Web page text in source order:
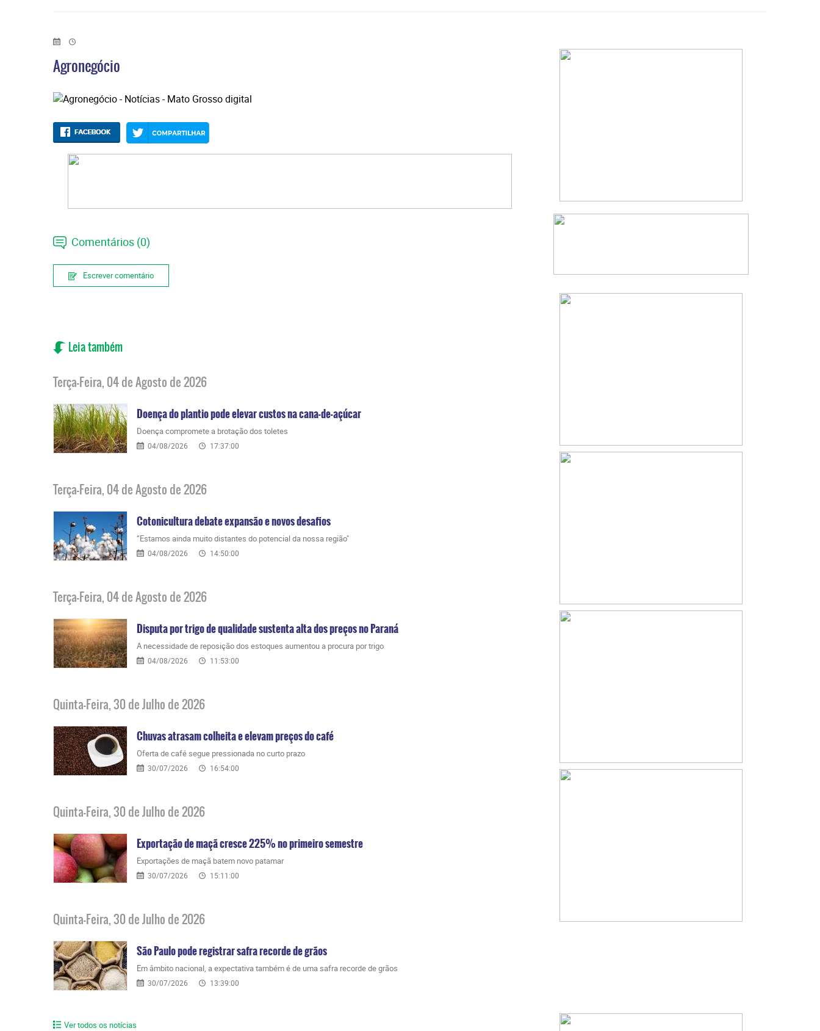
Agronegócio
Comentários (0)
Escrever comentário
Leia também
Terça-Feira, 04 de Agosto de 2026
Doença do plantio pode elevar custos na cana-de-açúcar
Doença compromete a brotação dos toletes
04/08/2026 17:37:00
Terça-Feira, 04 de Agosto de 2026
Cotonicultura debate expansão e novos desafios
“Estamos ainda muito distantes do potencial da nossa região"
04/08/2026 14:50:00
Terça-Feira, 04 de Agosto de 2026
Disputa por trigo de qualidade sustenta alta dos preços no Paraná
A necessidade de reposição dos estoques aumentou a procura por trigo
04/08/2026 11:53:00
Quinta-Feira, 30 de Julho de 2026
Chuvas atrasam colheita e elevam preços do café
Oferta de café segue pressionada no curto prazo
30/07/2026 16:54:00
Quinta-Feira, 30 de Julho de 2026
Exportação de maçã cresce 225% no primeiro semestre
Exportações de maçã batem novo patamar
30/07/2026 15:11:00
Quinta-Feira, 30 de Julho de 2026
São Paulo pode registrar safra recorde de grãos
Em âmbito nacional, a expectativa também é de uma safra recorde de grãos
30/07/2026 13:39:00
Ver todos os notícias